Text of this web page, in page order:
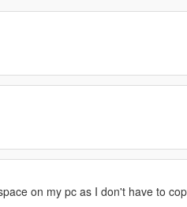
on my pc as I don't have to